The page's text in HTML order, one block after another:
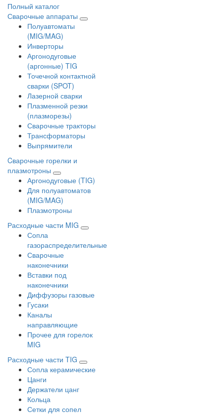
Полный каталог
Сварочные аппараты
Полуавтоматы
(MIG/MAG)
Инверторы
Аргонодуговые
(аргонные) TIG
Точечной контактной
сварки (SPOT)
Лазерной сварки
Плазменной резки
(плазморезы)
Сварочные тракторы
Трансформаторы
Выпрямители
Cварочные горелки и
плазмотроны
Аргонодуговые (TIG)
Для полуавтоматов
(MIG/MAG)
Плазмотроны
Расходные части MIG
Сопла
газораспределительные
Сварочные
наконечники
Вставки под
наконечники
Диффузоры газовые
Гусаки
Каналы
направляющие
Прочее для горелок
MIG
Расходные части TIG
Сопла керамические
Цанги
Держатели цанг
Кольца
Сетки для сопел